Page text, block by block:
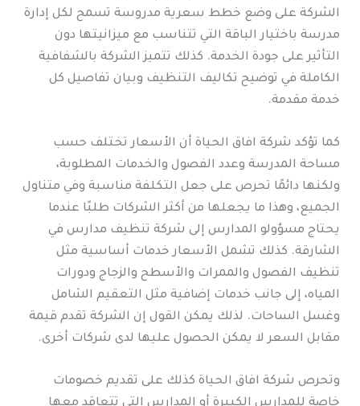
الشركة على وضع خطط سعرية مدروسة تسمح لكل إدارة
مدرسة باختيار الباقة التي تتناسب مع ميزانيتها دون
التأثير على جودة الخدمة. كذلك تتميز الشركة بالشفافية
الكاملة في توضيح تكاليف التنظيف وبيان تفاصيل كل
خدمة مقدمة.
كما تؤكد شركة افاق الحياة أن الأسعار تختلف حسب
مساحة المدرسة وعدد الفصول والخدمات المطلوبة،
ولكنها دائمًا تحرص على جعل التكلفة مناسبة وفي متناول
الجميع، وهذا ما يجعلها من أكثر الشركات طلبًا عندما
يحتاج مسؤولو المدارس إلى شركة تنظيف مدارس في
الشارقة. كذلك تشمل الأسعار خدمات أساسية مثل
تنظيف الفصول والممرات والأسطح والزجاج ودورات
المياه، إلى جانب خدمات إضافية مثل التعقيم الشامل
وغسل الساحات. لذلك يمكن القول إن الشركة تقدم قيمة
مقابل السعر لا يمكن الحصول عليها لدى شركات أخرى.
وتحرص شركة افاق الحياة كذلك على تقديم خصومات